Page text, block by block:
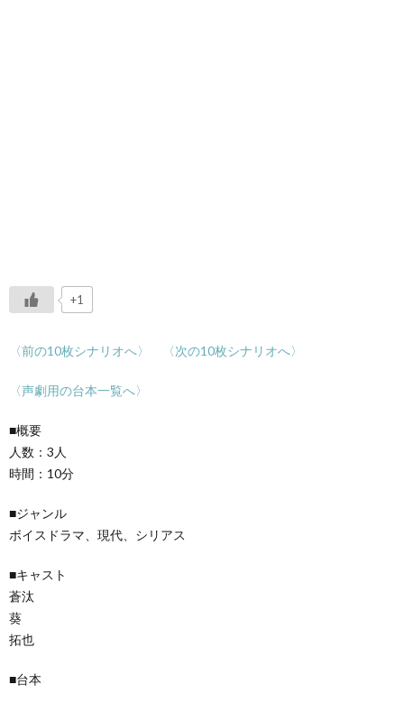
+1
〈前の10枚シナリオへ〉 〈次の10枚シナリオへ〉
〈声劇用の台本一覧へ〉
■概要
人数：3人
時間：10分
■ジャンル
ボイスドラマ、現代、シリアス
■キャスト
蒼汰
葵
拓也
■台本